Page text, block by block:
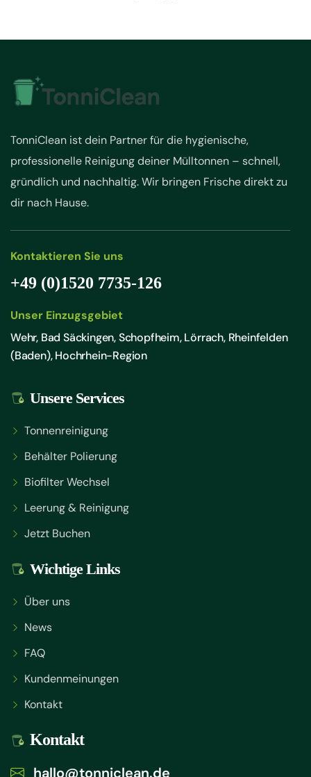
TonniClean ist dein Partner für die hygienische,
professionelle Reinigung deiner Mülltonnen – schnell,
gründlich und nachhaltig. Wir bringen Frische direkt zu
dir nach Hause.
Kontaktieren Sie uns
+49 (0)1520 7735-126
Unser Einzugsgebiet
Wehr, Bad Säckingen, Schopfheim, Lörrach, Rheinfelden
(Baden), Hochrhein-Region
Unsere Services
Tonnenreinigung
Behälter Polierung
Biofilter Wechsel
Leerung & Reinigung
Jetzt Buchen
Wichtige Links
Über uns
News
FAQ
Kundenmeinungen
Kontakt
Kontakt
hallo@tonniclean.de